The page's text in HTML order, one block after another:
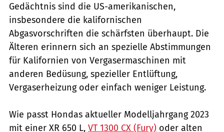
Gedächtnis sind die US-amerikanischen,
insbesondere die kalifornischen
Abgasvorschriften die schärfsten überhaupt. Die
Älteren erinnern sich an spezielle Abstimmungen
für Kalifornien von Vergasermaschinen mit
anderen Bedüsung, spezieller Entlüftung,
Vergaserheizung oder einfach weniger Leistung.
Wie passt Hondas aktueller Modelljahrgang 2023
mit einer XR 650 L, VT 1300 CX (Fury) oder alten